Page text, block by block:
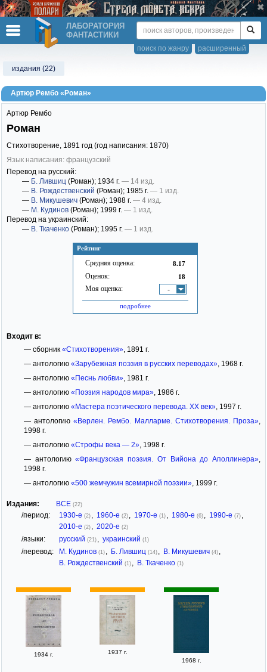
ЛАБОРАТОРИЯ
ФАНТАСТИКИ
расширенный
поиск по жанру
издания (22)
Артюр Рембо «Роман»
Рейтинг
Средняя оценка: 8.17
Оценок: 18
Моя оценка: -
подробнее
Артюр Рембо
Роман
Стихотворение, 1891 год (год написания: 1870)
Язык написания: французский
Перевод на русский:
— Б. Лившиц (Роман); 1934 г. — 14 изд.
— В. Рождественский (Роман); 1985 г. — 1 изд.
— В. Микушевич (Роман); 1988 г. — 4 изд.
— М. Кудинов (Роман); 1999 г. — 1 изд.
Перевод на украинский:
— В. Ткаченко (Роман); 1995 г. — 1 изд.
Входит в:
— сборник «Стихотворения», 1891 г.
— антологию «Зарубежная поэзия в русских переводах», 1968 г.
— антологию «Песнь любви», 1981 г.
— антологию «Поэзия народов мира», 1986 г.
— антологию «Мастера поэтического перевода. XX век», 1997 г.
— антологию«Верлен. Рембо. Малларме. Стихотворения. Проза»
1998 г.
— антологию «Строфы века — 2», 1998 г.
— антологию«Французская поэзия. От Вийона до Аполлинера»
1998 г.
— антологию «500 жемчужин всемирной поэзии», 1999 г.
Издания: ВСЕ (22)
/период: 1930-е (2) 1960-е (2) 1970-е (1) 1980-е (6) 1990-е (7)
2010-е (2) 2020-е (2)
/языки: русский (21) украинский (1)
/перевод: М. Кудинов (1) Б. Лившиц (14) В. Микушевич (4)
В. Рождественский (1) В. Ткаченко (1)
1934 г.
1937 г.
1968 г.